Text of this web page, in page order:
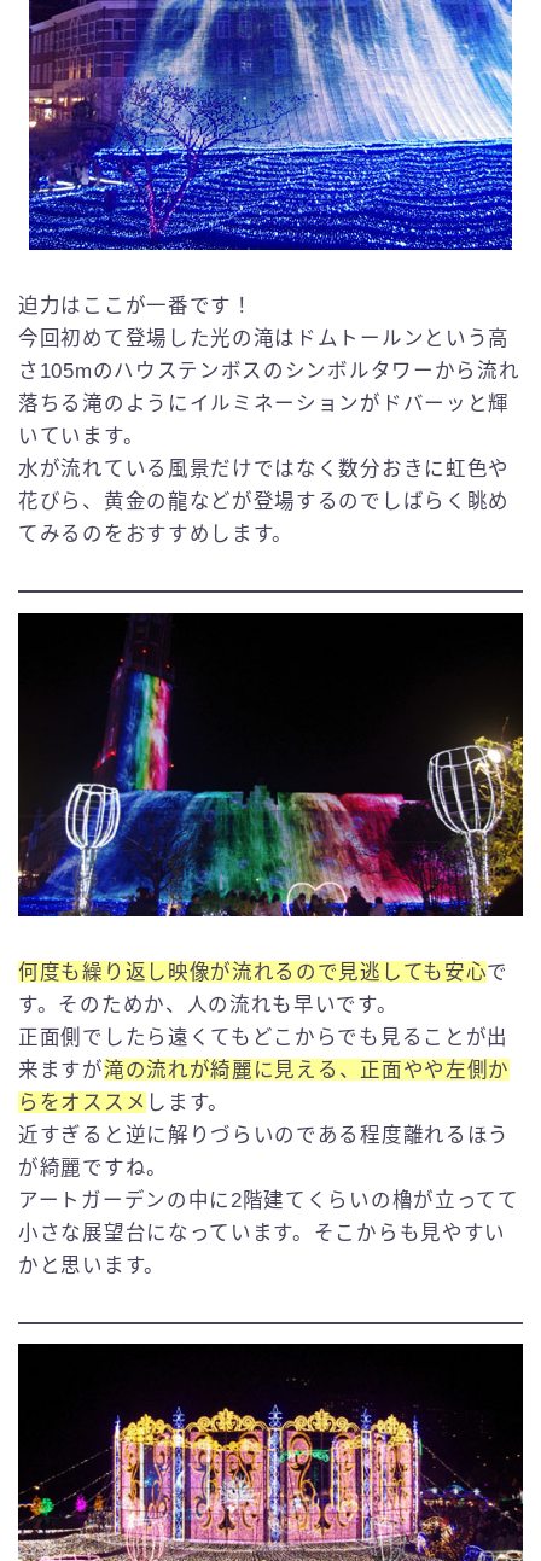
迫力はここが一番です！
今回初めて登場した光の滝はドムトールンという高
さ105mのハウステンボスのシンボルタワーから流れ
落ちる滝のようにイルミネーションがドバーッと輝
いています。
水が流れている風景だけではなく数分おきに虹色や
花びら、黄金の龍などが登場するのでしばらく眺め
てみるのをおすすめします。
何度も繰り返し映像が流れるので見逃しても安心で
す。そのためか、人の流れも早いです。
正面側でしたら遠くてもどこからでも見ることが出
来ますが滝の流れが綺麗に見える、正面やや左側か
らをオススメ します。
近すぎると逆に解りづらいのである程度離れるほう
が綺麗ですね。
アートガーデンの中に2階建てくらいの櫓が立ってて
小さな展望台になっています。そこからも見やすい
かと思います。